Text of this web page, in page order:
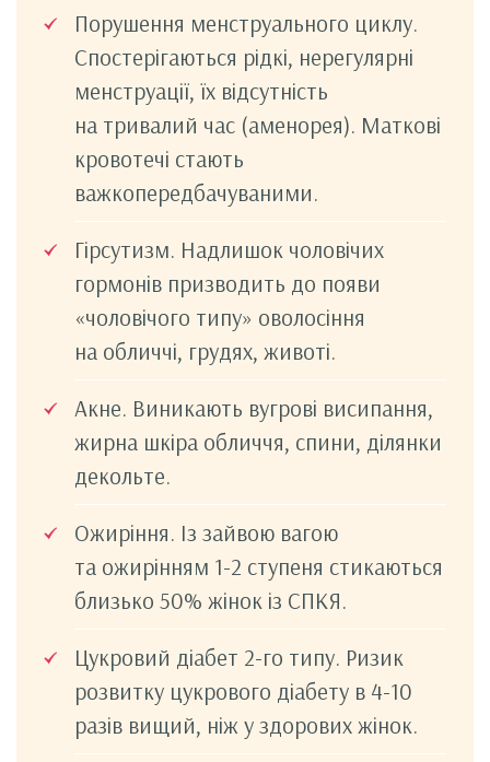
Порушення менструального циклу.
Спостерігаються рідкі, нерегулярні
менструації, їх відсутність
на тривалий час (аменорея). Маткові
кровотечі стають
важкопередбачуваними.
Гірсутизм. Надлишок чоловічих
гормонів призводить до появи
«чоловічого типу» оволосіння
на обличчі, грудях, животі.
Акне. Виникають вугрові висипання,
жирна шкіра обличчя, спини, ділянки
декольте.
Ожиріння. Із зайвою вагою
та ожирінням 1-2 ступеня стикаються
близько 50% жінок із СПКЯ.
Цукровий діабет 2-го типу. Ризик
розвитку цукрового діабету в 4-10
разів вищий, ніж у здорових жінок.